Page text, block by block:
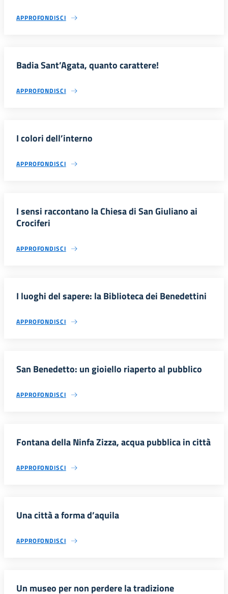
APPROFONDISCI
Badia Sant’Agata, quanto carattere!
APPROFONDISCI
I colori dell’interno
APPROFONDISCI
I sensi raccontano la Chiesa di San Giuliano ai
Crociferi
APPROFONDISCI
I luoghi del sapere: la Biblioteca dei Benedettini
APPROFONDISCI
San Benedetto: un gioiello riaperto al pubblico
APPROFONDISCI
Fontana della Ninfa Zizza, acqua pubblica in città
APPROFONDISCI
Una città a forma d’aquila
APPROFONDISCI
Un museo per non perdere la tradizione